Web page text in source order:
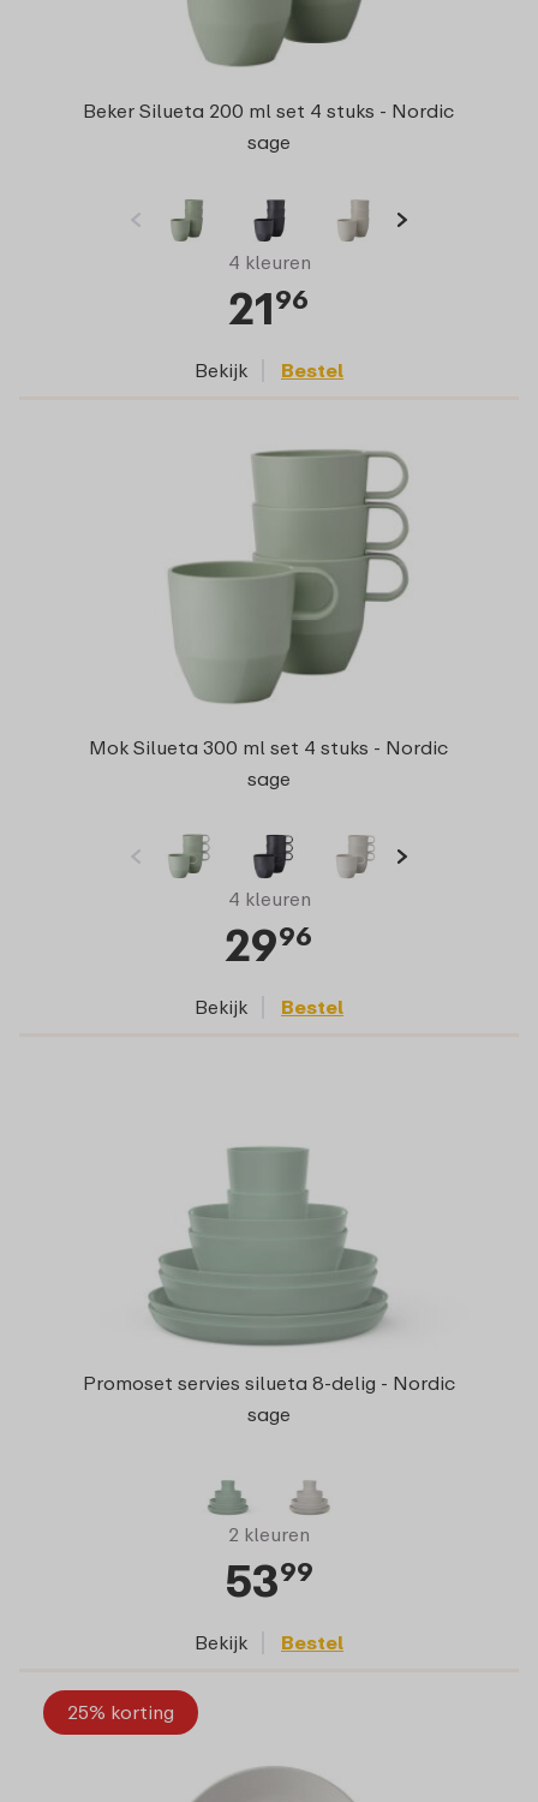
Beker Silueta 200 ml set 4 stuks - Nordic
sage
4 kleuren
2196
Bekijk Bestel
Mok Silueta 300 ml set 4 stuks - Nordic
sage
4 kleuren
2996
Bekijk Bestel
Promoset servies silueta 8-delig - Nordic
sage
2 kleuren
5399
Bekijk Bestel
25% korting